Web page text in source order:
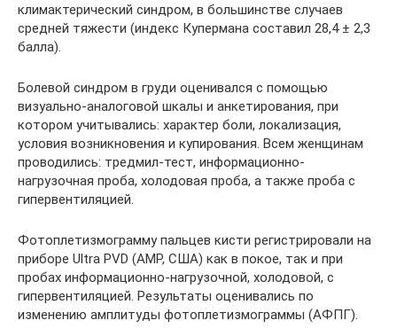
климактерический синдром, в большинстве случаев
средней тяжести (индекс Купермана составил 28,4 ± 2,3
балла).
Болевой синдром в груди оценивался с помощью
визуально-аналоговой шкалы и анкетирования, при
котором учитывались: характер боли, локализация,
условия возникновения и купирования. Всем женщинам
проводились: тредмил-тест, информационно-
нагрузочная проба, холодовая проба, а также проба с
гипервентиляцией.
Фотоплетизмограмму пальцев кисти регистрировали на
приборе Ultra PVD (АМР, США) как в покое, так и при
пробах информационно-нагрузочной, холодовой, с
гипервентиляцией. Результаты оценивались по
изменению амплитуды фотоплетизмограммы (АФПГ).